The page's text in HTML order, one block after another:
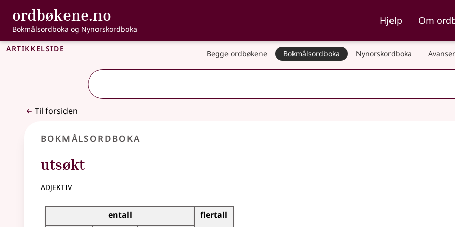
Gå til hovedinnhold
Tilgjengelighet
ordbøkene.no , Bokmålsordboka og Nynorskordboka
Bokmålsordboka og Nynorskordboka
Hjelp Om
Artikkelside Begge ordbøkene Bokmålsordboka Nynorskordboka
Til forsiden
Bokmålsordboka
utsøkt
adjektiv
Bøyingstabell for dette adjektivet
entall flertall